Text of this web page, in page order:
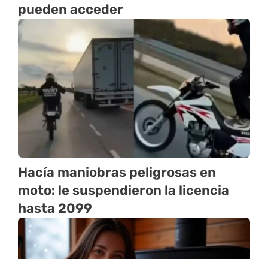
pueden acceder
Hacía maniobras peligrosas en
moto: le suspendieron la licencia
hasta 2099